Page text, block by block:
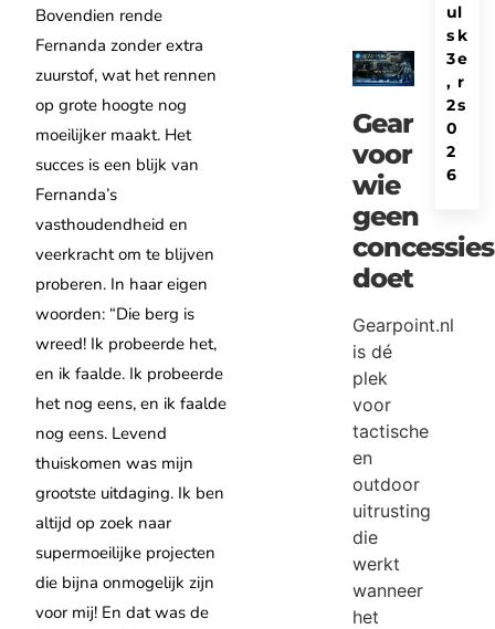
Bovendien rende
Fernanda zonder extra
zuurstof, wat het rennen
op grote hoogte nog
moeilijker maakt. Het
succes is een blijk van
Fernanda’s
vasthoudendheid en
veerkracht om te blijven
proberen. In haar eigen
woorden: “Die berg is
wreed! Ik probeerde het,
en ik faalde. Ik probeerde
het nog eens, en ik faalde
nog eens. Levend
thuiskomen was mijn
grootste uitdaging. Ik ben
altijd op zoek naar
supermoeilijke projecten
die bijna onmogelijk zijn
voor mij! En dat was de
Gear
voor
wie
geen
concessies
doet
Gearpoint.nl
is dé
plek
voor
tactische
en
outdoor
uitrusting
die
werkt
wanneer
het
l
k
e
r
s
u
s
3
,
2
0
2
6